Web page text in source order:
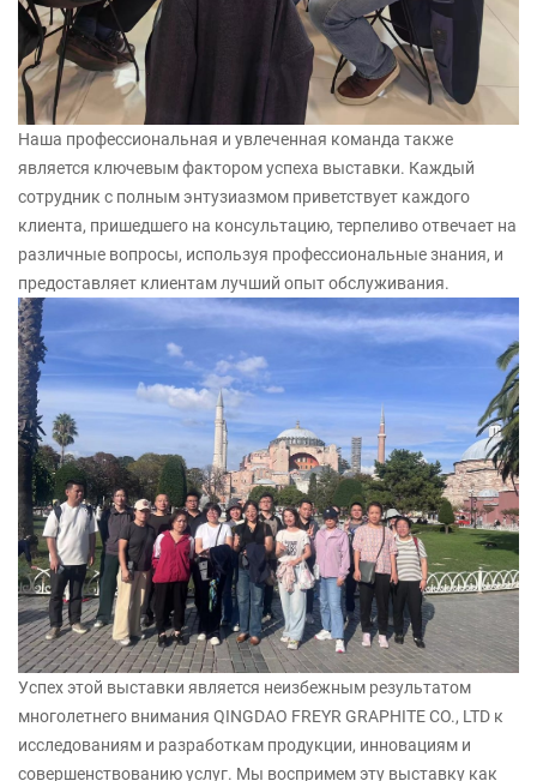
Наша профессиональная и увлеченная команда также
является ключевым фактором успеха выставки. Каждый
сотрудник с полным энтузиазмом приветствует каждого
клиента, пришедшего на консультацию, терпеливо отвечает на
различные вопросы, используя профессиональные знания, и
предоставляет клиентам лучший опыт обслуживания.
Успех этой выставки является неизбежным результатом
многолетнего внимания QINGDAO FREYR GRAPHITE CO., LTD к
исследованиям и разработкам продукции, инновациям и
совершенствованию услуг. Мы воспримем эту выставку как